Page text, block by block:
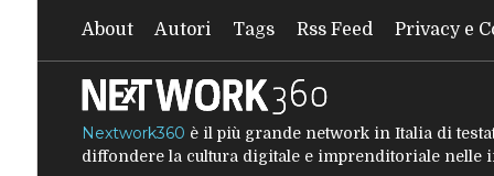
About Autori Tags Rss Feed Privacy e
Nextwork360 è il più grande network in Italia di
diffondere la cultura digitale e imprenditoriale nelle